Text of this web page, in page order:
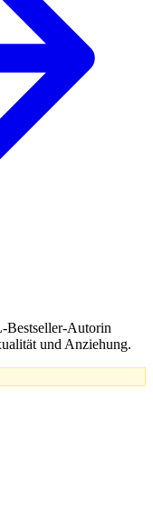
Bestseller-Autorin
und Anziehung.